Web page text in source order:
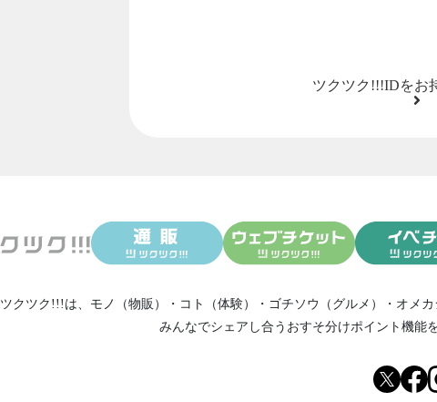
ツクツク!!!IDをお
ツクツク!!!は、 モノ（物販） ・ コト（体験） ・ ゴチソウ（グルメ） ・ オメカ
みんなでシェアし合う おすそ分けポイント機能